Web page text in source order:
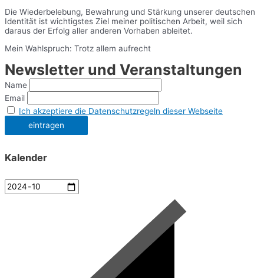
Die Wiederbelebung, Bewahrung und Stärkung unserer deutschen
Identität ist wichtigstes Ziel meiner politischen Arbeit, weil sich
daraus der Erfolg aller anderen Vorhaben ableitet.
Mein Wahlspruch: Trotz allem aufrecht
Newsletter und Veranstaltungen
Name
Email
Ich akzeptiere die Datenschutzregeln dieser Webseite
Kalender